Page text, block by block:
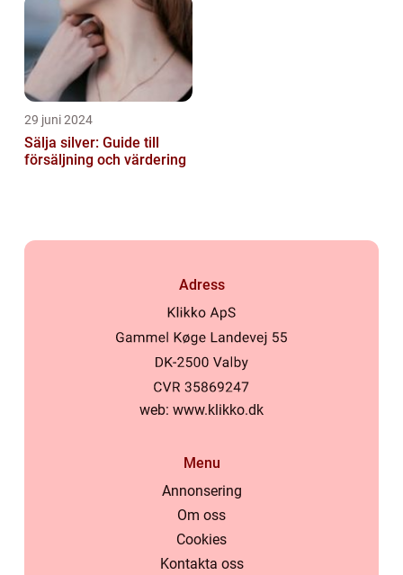
29 juni 2024
Sälja silver: Guide till
försäljning och värdering
Adress
web: www.klikko.dk
Menu
Annonsering
Om oss
Cookies
Kontakta oss